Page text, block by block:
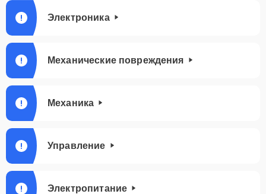
Электроника
Механические повреждения
Механика
Управление
Электропитание